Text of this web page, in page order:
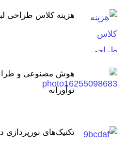
هزینه کلاس طراحی
هوش مصنوعی و
نوآورانه
تکنیک‌های نورپردازی